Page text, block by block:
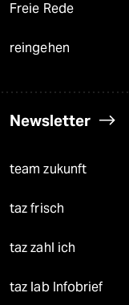
Freie Rede
reingehen
Newsletter
team zukunft
taz frisch
taz zahl ich
taz lab Infobrief